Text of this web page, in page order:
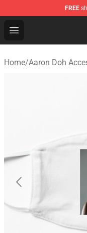
FREE
Open menu
Aaron Doh Shop
Home/Aaron Doh